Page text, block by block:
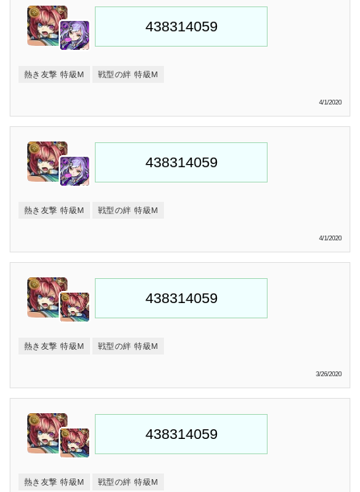
熱き友撃 特級M 戦型の絆 特級M
4/1/2020
熱き友撃 特級M 戦型の絆 特級M
4/1/2020
熱き友撃 特級M 戦型の絆 特級M
3/26/2020
熱き友撃 特級M 戦型の絆 特級M